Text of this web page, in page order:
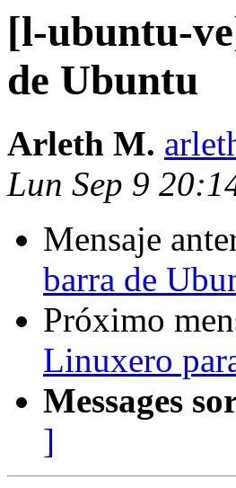
[l-ubuntu-
de Ubuntu
Arleth M.
Lun Sep 9
Mensaje
barra de
Próximo
Linuxero
Messages
]